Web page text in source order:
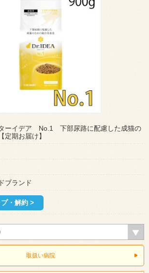
ーイデア No.1 下部尿路に配慮した成猫の
期お届け】
ブランド
・解約 >
取扱い病院